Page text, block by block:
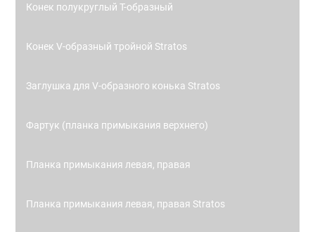
Конек полукруглый Т-образный
Конек V-образный тройной Stratos
Заглушка для V-образного конька Stratos
Фартук (планка примыкания верхнего)
Планка примыкания левая, правая
Планка примыкания левая, правая Stratos